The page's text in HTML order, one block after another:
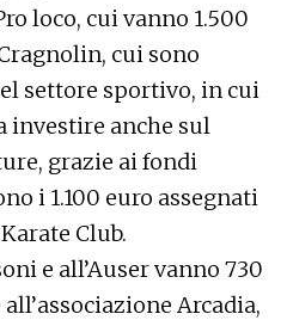
loco, cui vanno 1.500
cui sono
settore sportivo, in cui
investire anche sul
grazie ai fondi
i 1.100 euro assegnati
Club.
e all’Auser vanno 730
Arcadia,